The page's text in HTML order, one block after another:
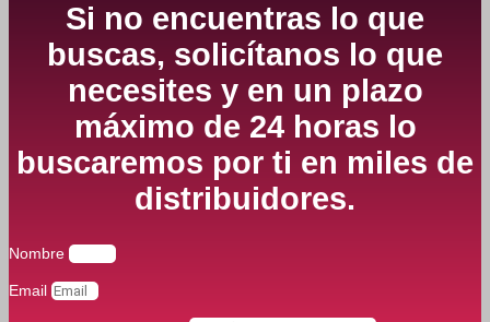
Si no encuentras lo que
buscas, solicítanos lo que
necesites y en un plazo
máximo de 24 horas lo
buscaremos por ti en miles de
distribuidores.
Nombre
Email